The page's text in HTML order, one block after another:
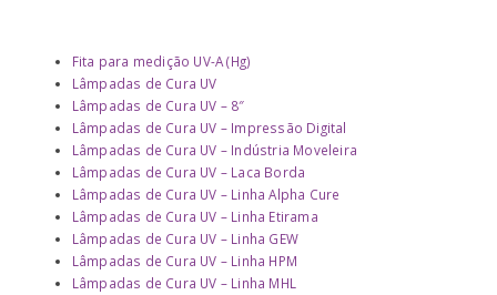
Fita para medição UV-A (Hg)
Lâmpadas de Cura UV
Lâmpadas de Cura UV – 8″
Lâmpadas de Cura UV – Impressão Digital
Lâmpadas de Cura UV – Indústria Moveleira
Lâmpadas de Cura UV – Laca Borda
Lâmpadas de Cura UV – Linha Alpha Cure
Lâmpadas de Cura UV – Linha Etirama
Lâmpadas de Cura UV – Linha GEW
Lâmpadas de Cura UV – Linha HPM
Lâmpadas de Cura UV – Linha MHL